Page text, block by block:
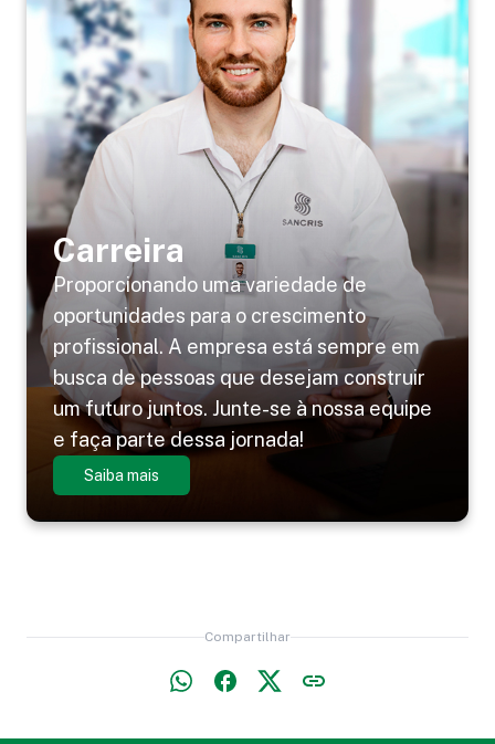
Carreira
Proporcionando uma variedade de
oportunidades para o crescimento
profissional. A empresa está sempre em
busca de pessoas que desejam construir
um futuro juntos. Junte-se à nossa equipe
e faça parte dessa jornada!
Saiba mais
Compartilhar